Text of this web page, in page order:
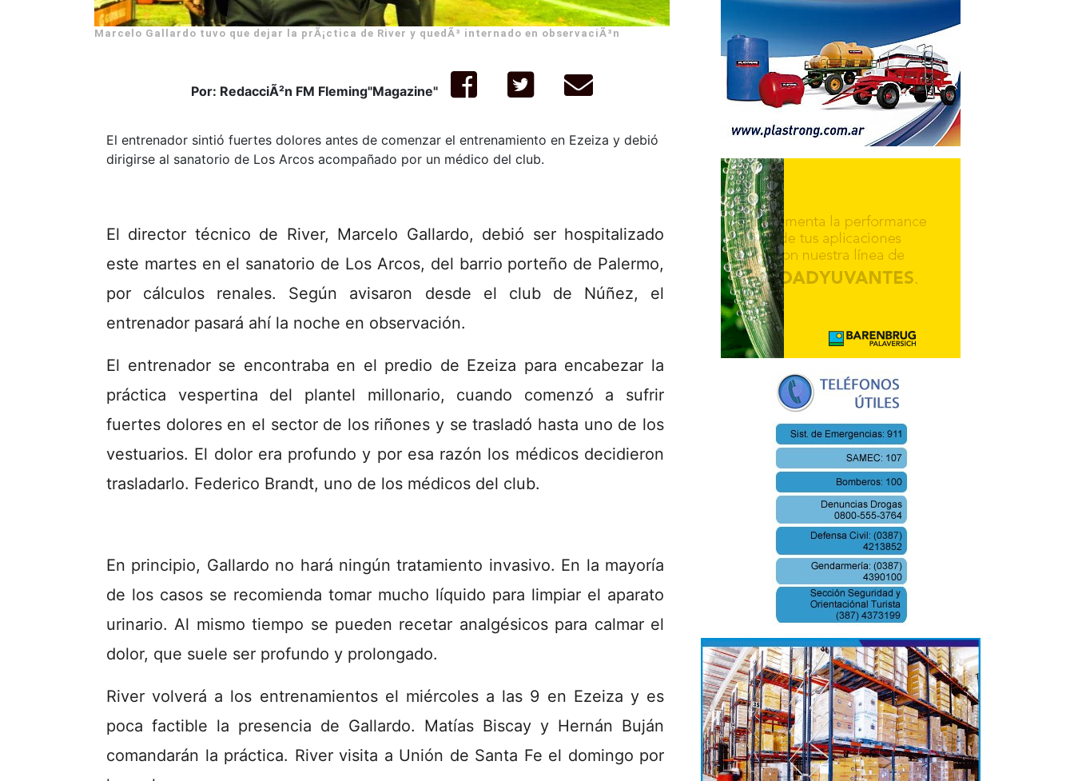
Marcelo Gallardo tuvo que dejar la prÃ¡ctica de River y quedÃ³ internado en observaciÃ³n
Por: RedacciÃ²n FM Fleming"Magazine"
El entrenador sintió fuertes dolores antes de comenzar el entrenamiento en Ezeiza y debió
dirigirse al sanatorio de Los Arcos acompañado por un médico del club.
El director técnico de River, Marcelo Gallardo, debió ser hospitalizado
este martes en el sanatorio de Los Arcos, del barrio porteño de Palermo,
por cálculos renales. Según avisaron desde el club de Núñez, el
entrenador pasará ahí la noche en observación.
El entrenador se encontraba en el predio de Ezeiza para encabezar la
práctica vespertina del plantel millonario, cuando comenzó a sufrir
fuertes dolores en el sector de los riñones y se trasladó hasta uno de los
vestuarios. El dolor era profundo y por esa razón los médicos decidieron
trasladarlo. Federico Brandt, uno de los médicos del club.
En principio, Gallardo no hará ningún tratamiento invasivo. En la mayoría
de los casos se recomienda tomar mucho líquido para limpiar el aparato
urinario. Al mismo tiempo se pueden recetar analgésicos para calmar el
dolor, que suele ser profundo y prolongado.
River volverá a los entrenamientos el miércoles a las 9 en Ezeiza y es
poca factible la presencia de Gallardo. Matías Biscay y Hernán Buján
comandarán la práctica. River visita a Unión de Santa Fe el domingo por